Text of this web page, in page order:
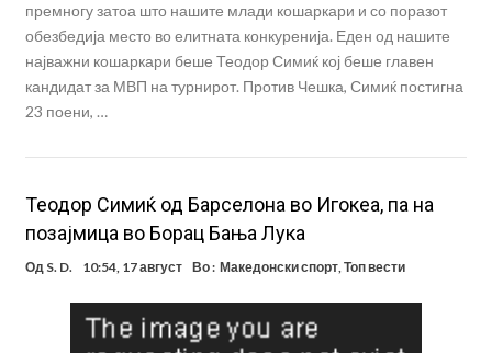
премногу затоа што нашите млади кошаркари и со поразот
обезбедија место во елитната конкуренија. Еден од нашите
најважни кошаркари беше Теодор Симиќ кој беше главен
кандидат за МВП на турнирот. Против Чешка, Симиќ постигна
23 поени, …
Теодор Симиќ од Барселона во Игокеа, па на
позајмица во Борац Бања Лука
Од S. D. 10:54, 17 август Во : Македонски спорт,Топ вести